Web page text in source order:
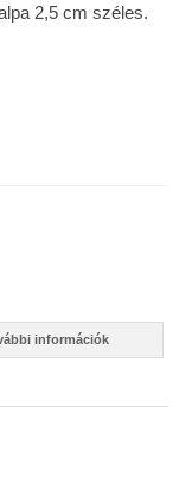
2,5 cm széles.
információk